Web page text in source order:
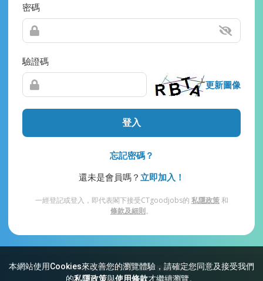
本網站使用Cookies來改善您的瀏覽體驗，請確定您同意及接受我們
的私隱政策與使用條款才繼續瀏覽。
密碼
驗證碼
更新圖像
登入
忘記密碼？
還未是會員嗎？ 立即加入！
一經登記或登入，即代表閣下接受CTgoodjobs的 私隱政策和
條款及細則。
網站索引 常見問題 私隱 條款及細則